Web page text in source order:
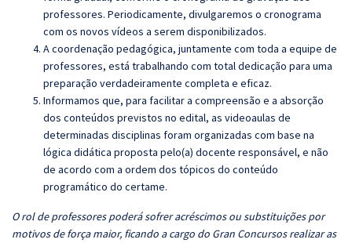
professores. Periodicamente, divulgaremos o cronograma
com os novos vídeos a serem disponibilizados.
A coordenação pedagógica, juntamente com toda a equipe de
professores, está trabalhando com total dedicação para uma
preparação verdadeiramente completa e eficaz.
Informamos que, para facilitar a compreensão e a absorção
dos conteúdos previstos no edital, as videoaulas de
determinadas disciplinas foram organizadas com base na
lógica didática proposta pelo(a) docente responsável, e não
de acordo com a ordem dos tópicos do conteúdo
programático do certame.
O rol de professores poderá sofrer acréscimos ou substituições por
motivos de força maior, ficando a cargo do Gran Concursos realizar as